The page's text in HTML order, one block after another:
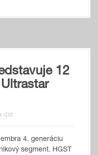
12
dát
4. generáciu
segment. HGST